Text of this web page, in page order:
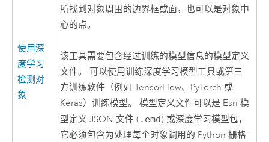
使用深
度学习
检测对
象
所找到对象周围的边界框或面，也可以是对象中
心的点。
该工具需要包含经过训练的模型信息的模型定义
文件。 可以使用训练深度学习模型工具或第三
方训练软件（例如 TensorFlow、PyTorch 或
Keras）训练模型。 模型定义文件可以是 Esri 模
型定义 JSON 文件 ( .emd) 或深度学习模型包，
它必须包含为处理每个对象调用的 Python 栅格